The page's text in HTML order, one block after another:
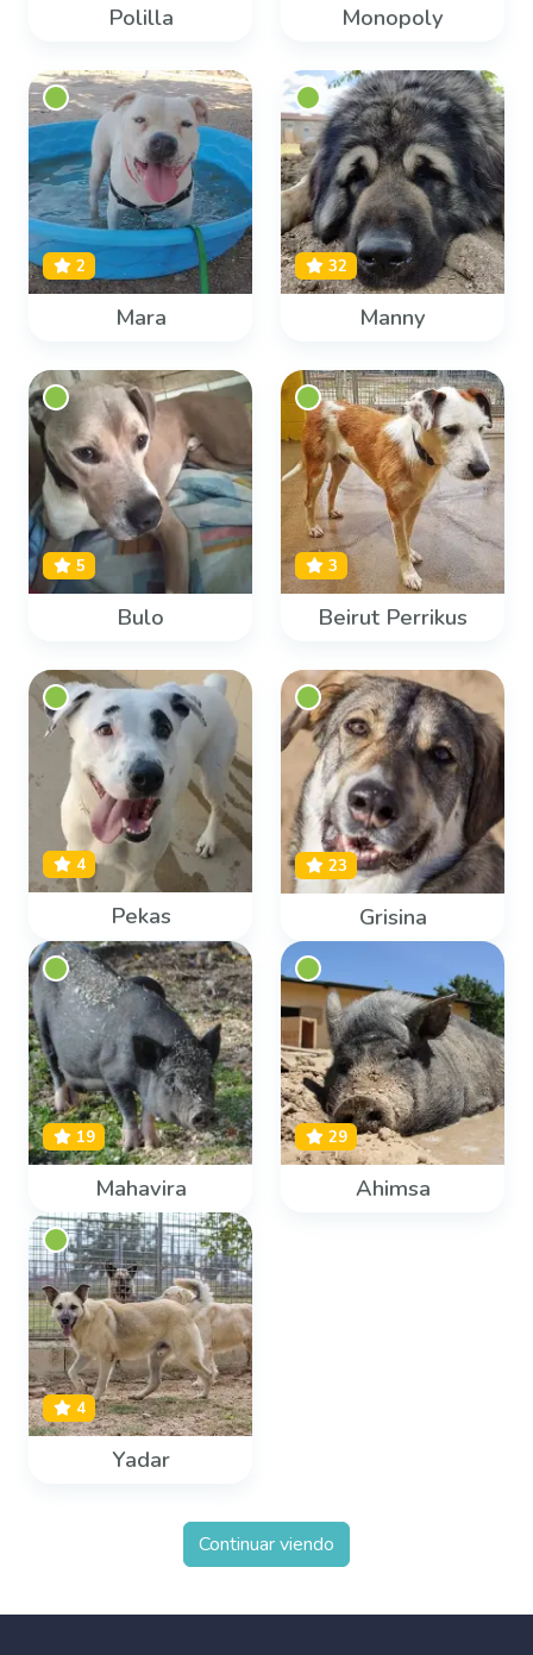
Polilla Monopoly
2
Mara
32
Manny
5
Bulo
3
Beirut Perrikus
4
Pekas
23
Grisina
19
Mahavira
29
Ahimsa
4
Yadar
Continuar viendo